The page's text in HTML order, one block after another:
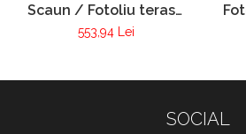
Scaun / Fotoliu terasa
VIctoria
553,94 Lei
SOCIAL